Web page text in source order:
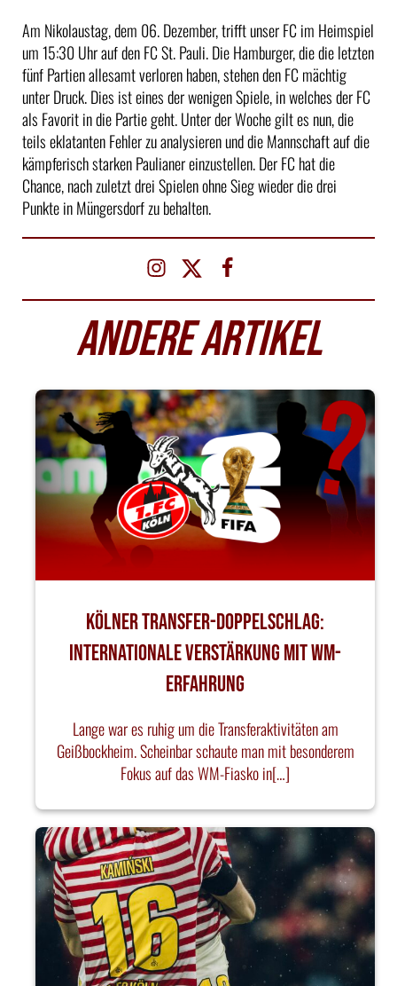
Am Nikolaustag, dem 06. Dezember, trifft unser FC im Heimspiel
um 15:30 Uhr auf den FC St. Pauli. Die Hamburger, die die letzten
fünf Partien allesamt verloren haben, stehen den FC mächtig
unter Druck. Dies ist eines der wenigen Spiele, in welches der FC
als Favorit in die Partie geht. Unter der Woche gilt es nun, die
teils eklatanten Fehler zu analysieren und die Mannschaft auf die
kämpferisch starken Paulianer einzustellen. Der FC hat die
Chance, nach zuletzt drei Spielen ohne Sieg wieder die drei
Punkte in Müngersdorf zu behalten.
ANDERE ARTIKEL
Kölner Transfer-Doppelschlag:
Internationale Verstärkung mit WM-
Erfahrung
Lange war es ruhig um die Transferaktivitäten am
Geißbockheim. Scheinbar schaute man mit besonderem
Fokus auf das WM-Fiasko in[…]